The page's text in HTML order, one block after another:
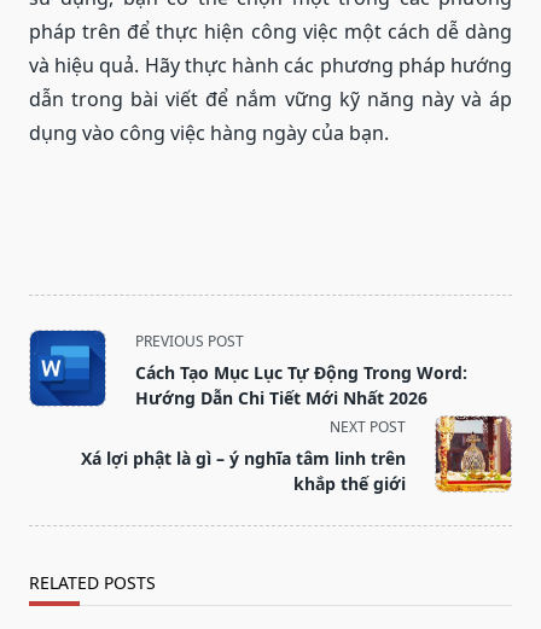
pháp trên để thực hiện công việc một cách dễ dàng
và hiệu quả. Hãy thực hành các phương pháp hướng
dẫn trong bài viết để nắm vững kỹ năng này và áp
dụng vào công việc hàng ngày của bạn.
<span
class="nav-
subtitle
reader-
PREVIOUS POST
Cách Tạo Mục Lục Tự Động Trong Word:
Hướng Dẫn Chi Tiết Mới Nhất 2026
NEXT POST
Xá lợi phật là gì – ý nghĩa tâm linh trên
khắp thế giới
RELATED POSTS